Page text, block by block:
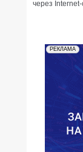
через
РЕКЛАМА